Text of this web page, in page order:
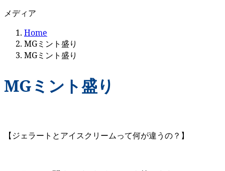
メディア
Home
MGミント盛り
MGミント盛り
MGミント盛り
【ジェラートとアイスクリームって何が違うの？】